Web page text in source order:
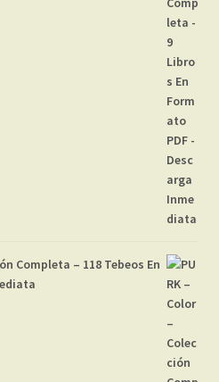
Completa – 118 Tebeos En